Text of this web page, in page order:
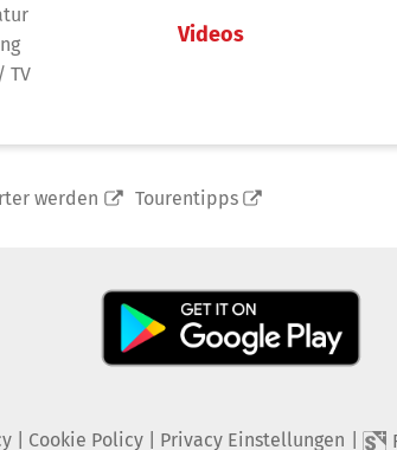
TV
Videos
werden Tourentipps
| Cookie Policy| Privacy Einstellungen